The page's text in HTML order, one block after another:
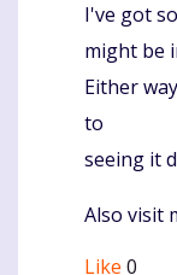
I've got
might be
Either
to
seeing it
Also visit
Like 0